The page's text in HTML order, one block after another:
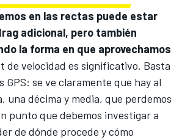
en las rectas puede estar
adicional, pero también
la forma en que aprovechamos
de velocidad es significativo. Basta
GPS: se ve claramente que hay al
una décima y media, que perdemos
punto que debemos investigar a
de dónde procede y cómo